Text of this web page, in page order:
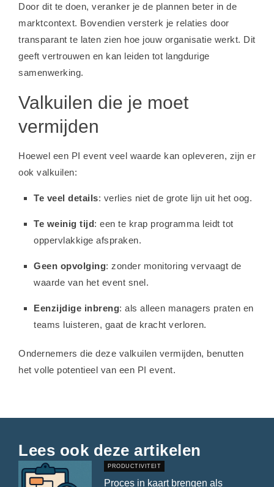
Door dit te doen, veranker je de plannen beter in de
marktcontext. Bovendien versterk je relaties door
transparant te laten zien hoe jouw organisatie werkt. Dit
geeft vertrouwen en kan leiden tot langdurige
samenwerking.
Valkuilen die je moet
vermijden
Hoewel een PI event veel waarde kan opleveren, zijn er
ook valkuilen:
Te veel details: verlies niet de grote lijn uit het oog.
Te weinig tijd: een te krap programma leidt tot
oppervlakkige afspraken.
Geen opvolging: zonder monitoring vervaagt de
waarde van het event snel.
Eenzijdige inbreng: als alleen managers praten en
teams luisteren, gaat de kracht verloren.
Ondernemers die deze valkuilen vermijden, benutten
het volle potentieel van een PI event.
Lees ook deze artikelen
PRODUCTIVITEIT
Proces in kaart brengen als